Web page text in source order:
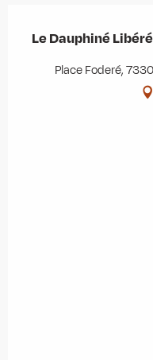
Le Dauphiné Libéré
Place Foderé,